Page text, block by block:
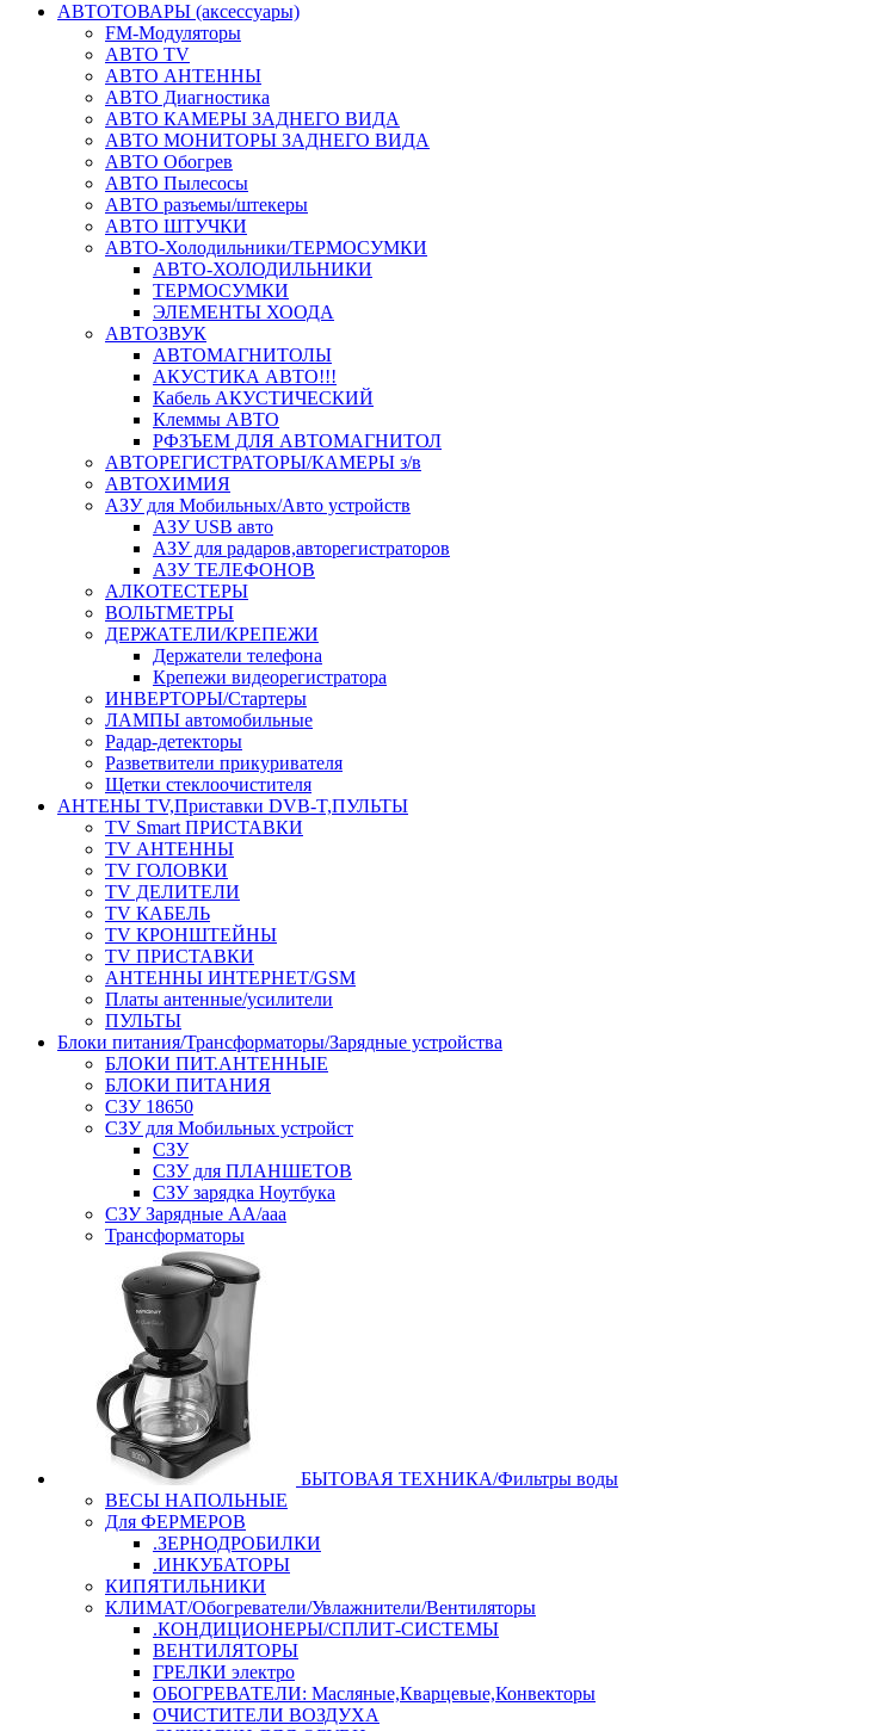
АВТОТОВАРЫ (аксессуары)
FM-Модуляторы
АВТО TV
АВТО АНТЕННЫ
АВТО Диагностика
АВТО КАМЕРЫ ЗАДНЕГО ВИДА
АВТО МОНИТОРЫ ЗАДНЕГО ВИДА
АВТО Обогрев
АВТО Пылесосы
АВТО разъемы/штекеры
АВТО ШТУЧКИ
АВТО-Холодильники/ТЕРМОСУМКИ
АВТО-ХОЛОДИЛЬНИКИ
ТЕРМОСУМКИ
ЭЛЕМЕНТЫ ХООДА
АВТОЗВУК
АВТОМАГНИТОЛЫ
АКУСТИКА АВТО!!!
Кабель АКУСТИЧЕСКИЙ
Клеммы АВТО
РФЗЪЕМ ДЛЯ АВТОМАГНИТОЛ
АВТОРЕГИСТРАТОРЫ/КАМЕРЫ з/в
АВТОХИМИЯ
АЗУ для Мобильных/Авто устройств
АЗУ USB авто
АЗУ для радаров,авторегистраторов
АЗУ ТЕЛЕФОНОВ
АЛКОТЕСТЕРЫ
ВОЛЬТМЕТРЫ
ДЕРЖАТЕЛИ/КРЕПЕЖИ
Держатели телефона
Крепежи видеорегистратора
ИНВЕРТОРЫ/Стартеры
ЛАМПЫ автомобильные
Радар-детекторы
Разветвители прикуривателя
Щетки стеклоочистителя
АНТЕНЫ ТV,Приставки DVB-T,ПУЛЬТЫ
TV Smart ПРИСТАВКИ
TV АНТЕННЫ
TV ГОЛОВКИ
TV ДЕЛИТЕЛИ
TV КАБЕЛЬ
TV КРОНШТЕЙНЫ
TV ПРИСТАВКИ
АНТЕННЫ ИНТЕРНЕТ/GSM
Платы антенные/усилители
ПУЛЬТЫ
Блоки питания/Трансформаторы/Зарядные устройства
БЛОКИ ПИТ.АНТЕННЫЕ
БЛОКИ ПИТАНИЯ
СЗУ 18650
СЗУ для Мобильных устройст
СЗУ
СЗУ для ПЛАНШЕТОВ
СЗУ зарядка Ноутбука
СЗУ Зарядные АА/ааа
Трансформаторы
БЫТОВАЯ ТЕХНИКА/Фильтры воды
ВЕСЫ НАПОЛЬНЫЕ
Для ФЕРМЕРОВ
.ЗЕРНОДРОБИЛКИ
.ИНКУБАТОРЫ
КИПЯТИЛЬНИКИ
КЛИМАТ/Обогреватели/Увлажнители/Вентиляторы
.КОНДИЦИОНЕРЫ/СПЛИТ-СИСТЕМЫ
ВЕНТИЛЯТОРЫ
ГРЕЛКИ электро
ОБОГРЕВАТЕЛИ: Масляные,Кварцевые,Конвекторы
ОЧИСТИТЕЛИ ВОЗДУХА